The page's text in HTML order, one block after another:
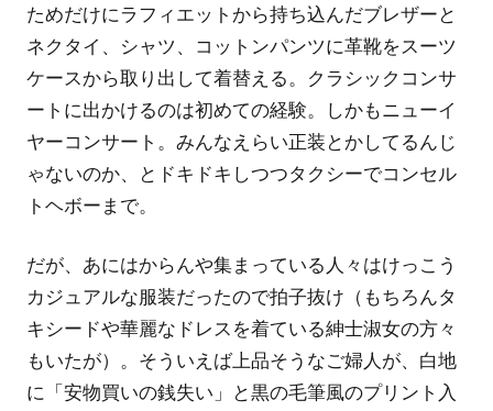
ためだけにラフィエットから持ち込んだブレザーと
ネクタイ、シャツ、コットンパンツに革靴をスーツ
ケースから取り出して着替える。クラシックコンサ
ートに出かけるのは初めての経験。しかもニューイ
ヤーコンサート。みんなえらい正装とかしてるんじ
ゃないのか、とドキドキしつつタクシーでコンセル
トヘボーまで。
だが、あにはからんや集まっている人々はけっこう
カジュアルな服装だったので拍子抜け（もちろんタ
キシードや華麗なドレスを着ている紳士淑女の方々
もいたが）。そういえば上品そうなご婦人が、白地
に「安物買いの銭失い」と黒の毛筆風のプリント入